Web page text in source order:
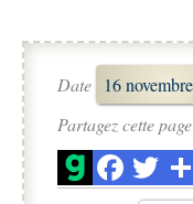
Date
16
Partagez cette page